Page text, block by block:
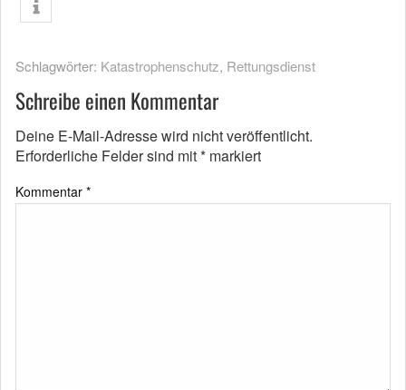
Schlagwörter: Katastrophenschutz, Rettungsdienst
Schreibe einen Kommentar
Deine E-Mail-Adresse wird nicht veröffentlicht.
Erforderliche Felder sind mit* markiert
Kommentar *